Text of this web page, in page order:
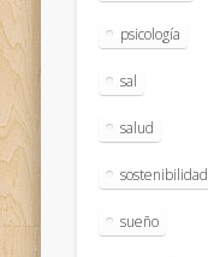
psicología
sal
salud
sostenibilidad
sueño